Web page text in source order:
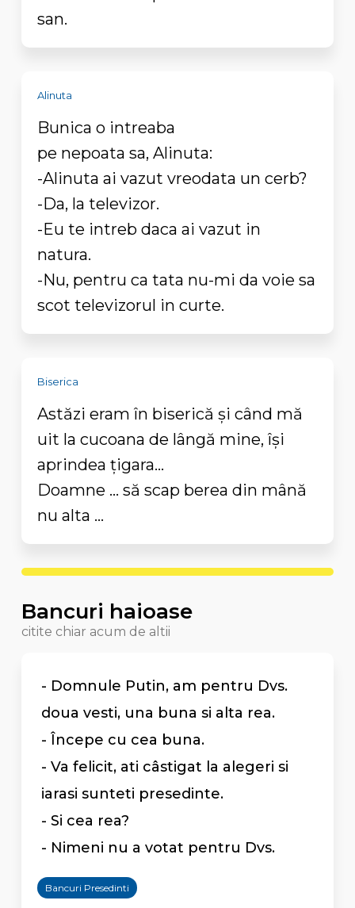
san.
Alinuta
Bunica o intreaba
pe nepoata sa, Alinuta:
-Alinuta ai vazut vreodata un cerb?
-Da, la televizor.
-Eu te intreb daca ai vazut in
natura.
-Nu, pentru ca tata nu-mi da voie sa
scot televizorul in curte.
Biserica
Astăzi eram în biserică și când mă
uit la cucoana de lângă mine, își
aprindea țigara...
Doamne ... să scap berea din mână
nu alta ...
Bancuri haioase
citite chiar acum de altii
- Domnule Putin, am pentru Dvs.
doua vesti, una buna si alta rea.
- Începe cu cea buna.
- Va felicit, ati câstigat la alegeri si
iarasi sunteti presedinte.
- Si cea rea?
- Nimeni nu a votat pentru Dvs.
Bancuri Presedinti